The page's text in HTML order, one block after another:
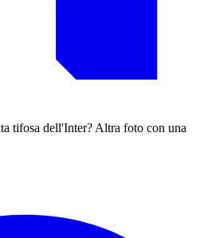
tifosa dell'Inter? Altra foto con una